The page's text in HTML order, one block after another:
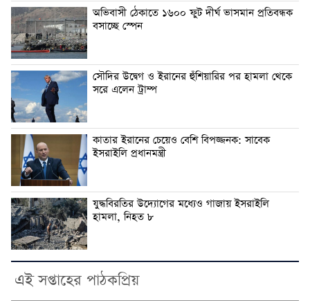
অভিবাসী ঠেকাতে ১৬০০ ফুট দীর্ঘ ভাসমান প্রতিবন্ধক
বসাচ্ছে স্পেন
সৌদির উদ্বেগ ও ইরানের হুঁশিয়ারির পর হামলা থেকে
সরে এলেন ট্রাম্প
কাতার ইরানের চেয়েও বেশি বিপজ্জনক: সাবেক
ইসরাইলি প্রধানমন্ত্রী
যুদ্ধবিরতির উদ্যোগের মধ্যেও গাজায় ইসরাইলি
হামলা, নিহত ৮
এই সপ্তাহের পাঠকপ্রিয়